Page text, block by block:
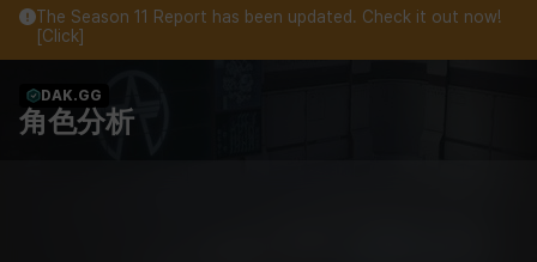
The Season 11 Report has been updated. Check it out now!
[Click]
DAK.GG
角色分析